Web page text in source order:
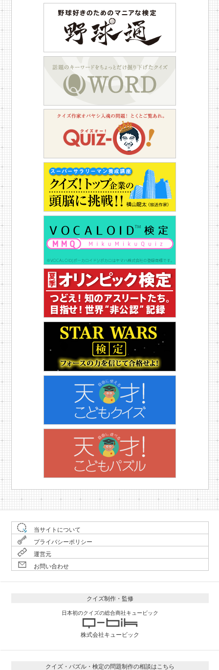
当サイトについて
プライバシーポリシー
運営元
お問い合わせ
クイズ制作・監修
日本初のクイズの総合商社キュービック
株式会社キュービック
クイズ・パズル・検定の問題制作の相談はこちら